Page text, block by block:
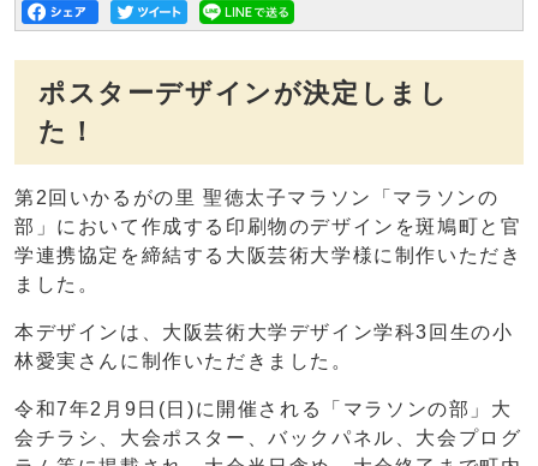
ポスターデザインが決定しまし
た！
第2回いかるがの里 聖徳太子マラソン「マラソンの
部」において作成する印刷物のデザインを斑鳩町と官
学連携協定を締結する大阪芸術大学様に制作いただき
ました。
本デザインは、大阪芸術大学デザイン学科3回生の小
林愛実さんに制作いただきました。
令和7年2月9日(日)に開催される「マラソンの部」大
会チラシ、大会ポスター、バックパネル、大会プログ